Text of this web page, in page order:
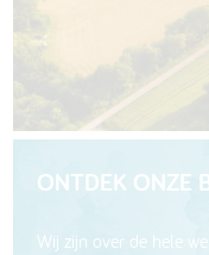
ONTDEK ONZE
Wij zijn over de hele